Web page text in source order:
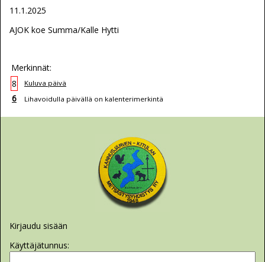
11.1.2025
AJOK koe Summa/Kalle Hytti
Merkinnät:
8
Kuluva päivä
6 Lihavoidulla päivällä on kalenterimerkintä
Kirjaudu sisään
Käyttäjätunnus: